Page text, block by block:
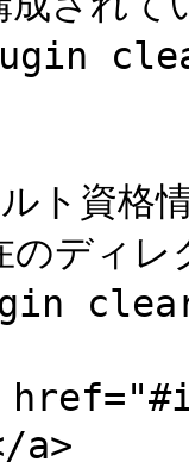
ト資格
のディ
a>